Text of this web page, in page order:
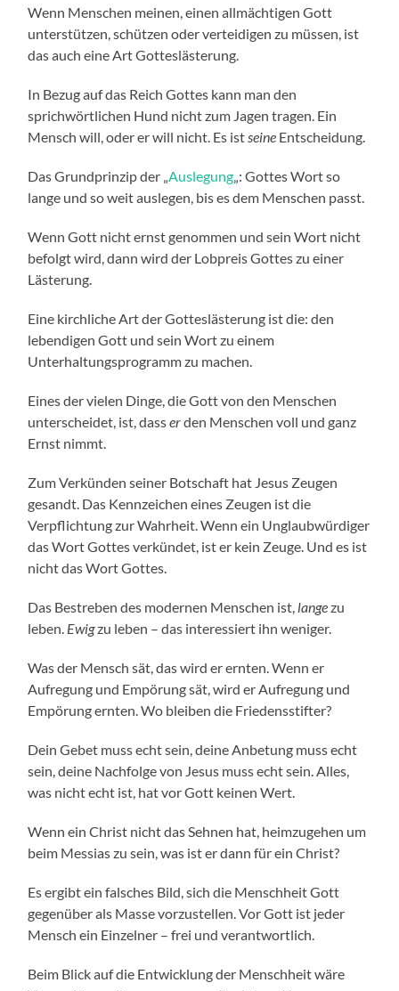
Wenn Menschen meinen, einen allmächtigen Gott
unterstützen, schützen oder verteidigen zu müssen, ist
das auch eine Art Gotteslästerung.
In Bezug auf das Reich Gottes kann man den
sprichwörtlichen Hund nicht zum Jagen tragen. Ein
Mensch will, oder er will nicht. Es istseine Entscheidung.
Das Grundprinzip der „Auslegung„: Gottes Wort so
lange und so weit auslegen, bis es dem Menschen passt.
Wenn Gott nicht ernst genommen und sein Wort nicht
befolgt wird, dann wird der Lobpreis Gottes zu einer
Lästerung.
Eine kirchliche Art der Gotteslästerung ist die: den
lebendigen Gott und sein Wort zu einem
Unterhaltungsprogramm zu machen.
Eines der vielen Dinge, die Gott von den Menschen
unterscheidet, ist, dasserden Menschen voll und ganz
Ernst nimmt.
Zum Verkünden seiner Botschaft hat Jesus Zeugen
gesandt. Das Kennzeichen eines Zeugen ist die
Verpflichtung zur Wahrheit. Wenn ein Unglaubwürdiger
das Wort Gottes verkündet, ist er kein Zeuge. Und es ist
nicht das Wort Gottes.
Das Bestreben des modernen Menschen ist, langezu
leben. Ewigzu leben – das interessiert ihn weniger.
Was der Mensch sät, das wird er ernten. Wenn er
Aufregung und Empörung sät, wird er Aufregung und
Empörung ernten. Wo bleiben die Friedensstifter?
Dein Gebet muss echt sein, deine Anbetung muss echt
sein, deine Nachfolge von Jesus muss echt sein. Alles,
was nicht echt ist, hat vor Gott keinen Wert.
Wenn ein Christ nicht das Sehnen hat, heimzugehen um
beim Messias zu sein, was ist er dann für ein Christ?
Es ergibt ein falsches Bild, sich die Menschheit Gott
gegenüber als Masse vorzustellen. Vor Gott ist jeder
Mensch ein Einzelner – frei und verantwortlich.
Beim Blick auf die Entwicklung der Menschheit wäre